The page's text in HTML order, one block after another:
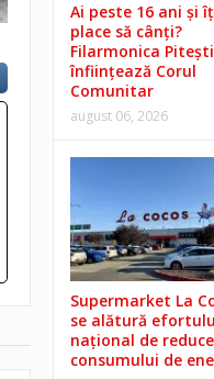
Ai peste 16 ani și
place să cânți?
Filarmonica Pitești
înființează Corul
Comunitar
august 06, 2026
Supermarket La
se alătură
național de
consumului de